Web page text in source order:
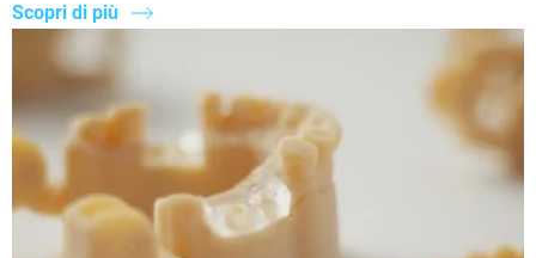
Scopri di più